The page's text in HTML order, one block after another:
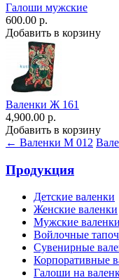
Галоши мужские
600.00 р.
Добавить в корзину
Валенки Ж 161
4,900.00 р.
Добавить в корзину
← Валенки М 012
Продукция
Детские валенки
Женские валенки
Мужские валенки
Войлочные
Сувенирные
Корпоративные
Галоши на